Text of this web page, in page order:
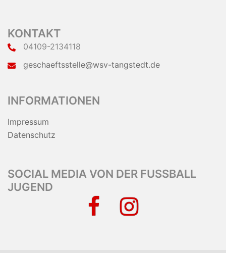
KONTAKT
04109-2134118
geschaeftsstelle@wsv-tangstedt.de
INFORMATIONEN
Impressum
Datenschutz
SOCIAL MEDIA VON DER FUSSBALL J
UGEND
facebook instagram